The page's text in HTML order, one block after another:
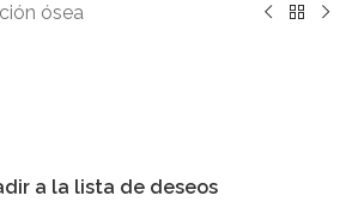
ósea
a la lista de deseos